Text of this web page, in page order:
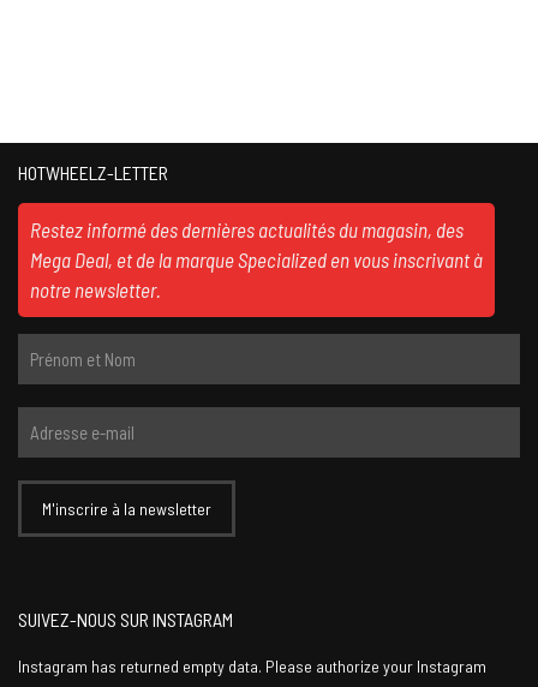
HOTWHEELZ-LETTER
Restez informé des dernières actualités du magasin, des
Mega Deal, et de la marque Specialized en vous inscrivant à
notre newsletter.
SUIVEZ-NOUS SUR INSTAGRAM
Instagram has returned empty data. Please authorize your Instagram